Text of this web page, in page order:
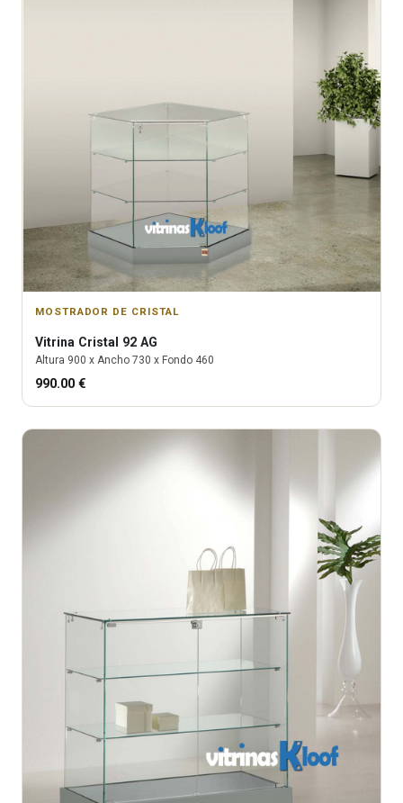
MOSTRADOR DE CRISTAL
Vitrina Cristal 92 AG
Altura 900 x Ancho 730 x Fondo 460
990.00 €